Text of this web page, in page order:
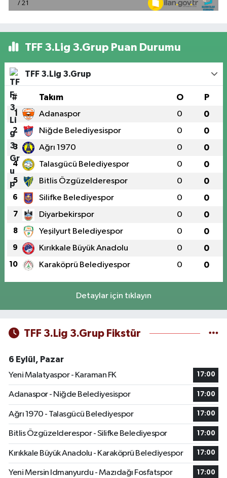
TFF 3.Lig 3.Grup Puan Durumu
TFF 3.Lig 3.Grup
# Takım O P
1 Adanaspor 0 0
2 Niğde Belediyesispor 0 0
3 Ağrı 1970 0 0
4 Talasgücü Belediyespor 0 0
5 Bitlis Özgüzelderespor 0 0
6 Silifke Belediyespor 0 0
7 Diyarbekirspor 0 0
8 Yeşilyurt Belediyespor 0 0
9 Kırıkkale Büyük Anadolu 0 0
10 Karaköprü Belediyespor 0 0
Detaylar için tıklayın
TFF 3.Lig 3.Grup Fikstür
6 Eylül, Pazar
Yeni Malatyaspor - Karaman FK
17:00
Adanaspor - Niğde Belediyesispor 17:00
Ağrı 1970 - Talasgücü Belediyespor 17:00
Bitlis Özgüzelderespor - Silifke Belediyespor 17:00
Kırıkkale Büyük Anadolu - Karaköprü Belediyespor 17:00
Yeni Mersin Idmanyurdu - Mazıdağı Fosfatspor 17:00